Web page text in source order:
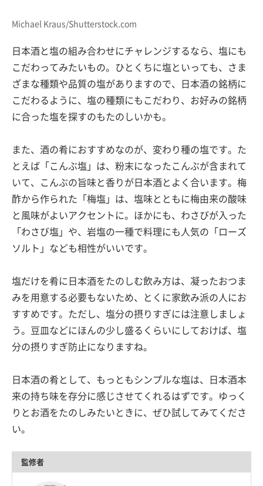
Michael Kraus/Shutterstock.com
日本酒と塩の組み合わせにチャレンジするなら、塩にも
こだわってみたいもの。ひとくちに塩といっても、さま
ざまな種類や品質の塩がありますので、日本酒の銘柄に
こだわるように、塩の種類にもこだわり、お好みの銘柄
に合った塩を探すのもたのしいかも。
また、酒の肴におすすめなのが、変わり種の塩です。た
とえば「こんぶ塩」は、粉末になったこんぶが含まれて
いて、こんぶの旨味と香りが日本酒とよく合います。梅
酢から作られた「梅塩」は、塩味とともに梅由来の酸味
と風味がよいアクセントに。ほかにも、わさびが入った
「わさび塩」や、岩塩の一種で料理にも人気の「ローズ
ソルト」なども相性がいいです。
塩だけを肴に日本酒をたのしむ飲み方は、凝ったおつま
みを用意する必要もないため、とくに家飲み派の人にお
すすめです。ただし、塩分の摂りすぎには注意しましょ
う。豆皿などにほんの少し盛るくらいにしておけば、塩
分の摂りすぎ防止になりますね。
日本酒の肴として、もっともシンプルな塩は、日本酒本
来の持ち味を存分に感じさせてくれるはずです。ゆっく
りとお酒をたのしみたいときに、ぜひ試してみてくださ
い。
監修者